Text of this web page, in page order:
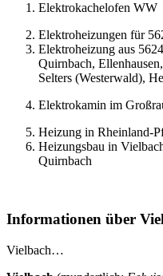
Elektrokachelofen WW
Elektroheizungen für
Elektroheizung aus
Quirnbach,
Selters (Westerwald),
Elektrokamin im
Heizung in Rheinland-
Heizungsbau in
Quirnbach
Informationen über
Vielbach…